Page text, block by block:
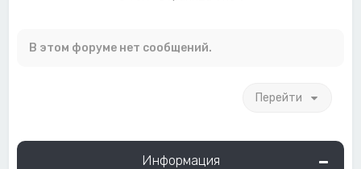
В этом форуме нет сообщений.
Перейти
Информация